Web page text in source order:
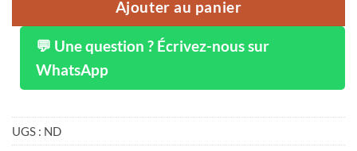
Ajouter au panier
💬 Une question ? Écrivez-nous sur
WhatsApp
UGS : ND